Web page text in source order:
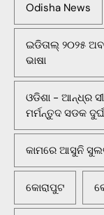
Odisha News
ଇଡିତାଲ୍ ୨୦୨୫
ଭାଷା
ଓଡିଶା - ଆନ୍ଧ୍ର
ମର୍ମନ୍ତୁଦ ସଡକ
କାମରେ ଆସୁନି
କୋରାପୁଟ